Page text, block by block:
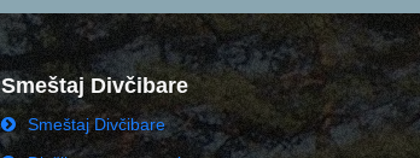
Smeštaj Divčibare
Smeštaj Divčibare